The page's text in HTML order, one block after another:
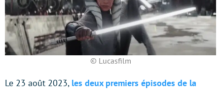
© Lucasfilm
Le 23 août 2023, les deux premiers épisodes de la